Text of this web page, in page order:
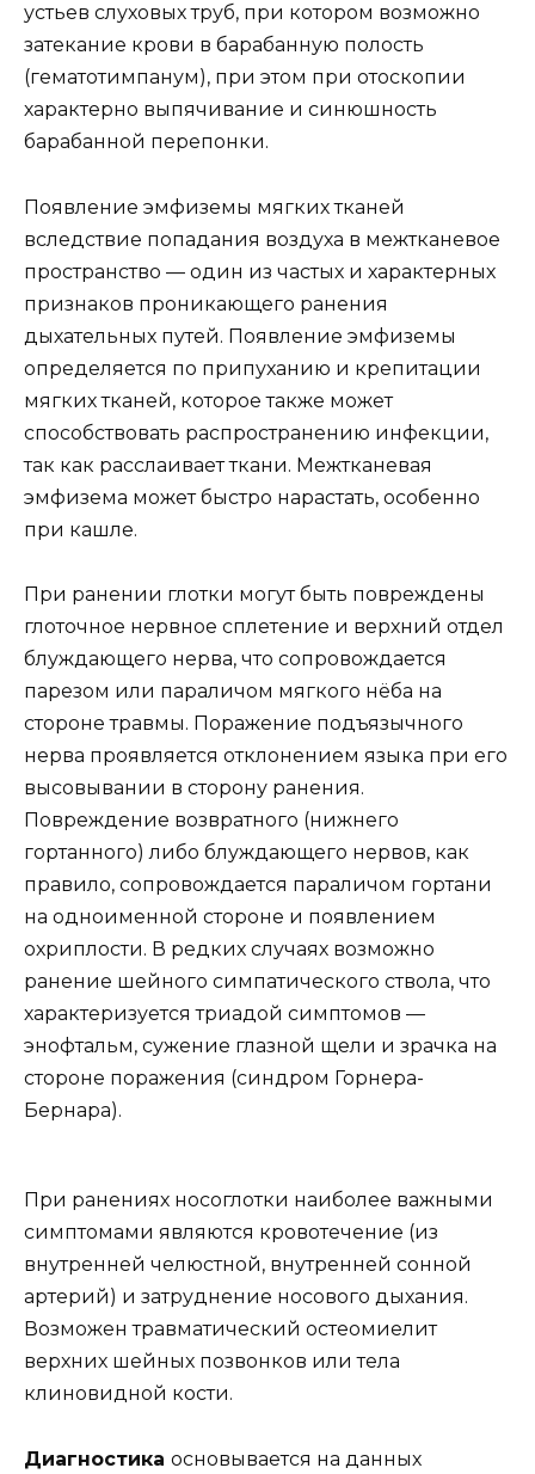
устьев слуховых труб, при котором возможно
затекание крови в барабанную полость
(гематотимпанум), при этом при отоскопии
характерно выпячивание и синюшность
барабанной перепонки.
Появление эмфиземы мягких тканей
вследствие попадания воздуха в межтканевое
пространство — один из частых и характерных
признаков проникающего ранения
дыхательных путей. Появление эмфиземы
определяется по припуханию и крепитации
мягких тканей, которое также может
способствовать распространению инфекции,
так как расслаивает ткани. Межтканевая
эмфизема может быстро нарастать, особенно
при кашле.
При ранении глотки могут быть повреждены
глоточное нервное сплетение и верхний отдел
блуждающего нерва, что сопровождается
парезом или параличом мягкого нёба на
стороне травмы. Поражение подъязычного
нерва проявляется отклонением языка при его
высовывании в сторону ранения.
Повреждение возвратного (нижнего
гортанного) либо блуждающего нервов, как
правило, сопровождается параличом гортани
на одноименной стороне и появлением
охриплости. В редких случаях возможно
ранение шейного симпатического ствола, что
характеризуется триадой симптомов —
энофтальм, сужение глазной щели и зрачка на
стороне поражения (синдром Горнера-
Бернара).
При ранениях носоглотки наиболее важными
симптомами являются кровотечение (из
внутренней челюстной, внутренней сонной
артерий) и затруднение носового дыхания.
Возможен травматический остеомиелит
верхних шейных позвонков или тела
клиновидной кости.
Диагностика основывается на данных